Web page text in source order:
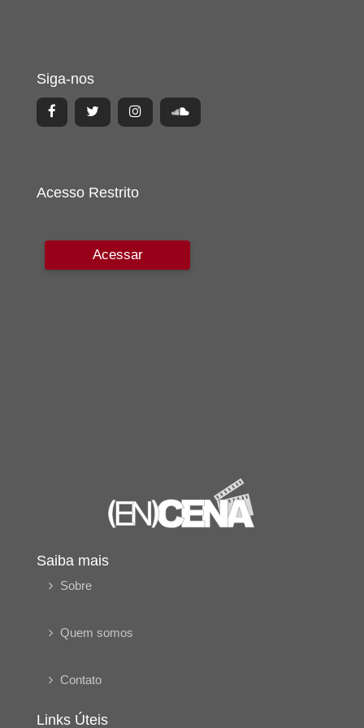
Siga-nos
Acesso Restrito
Acessar
Saiba mais
Sobre
Quem somos
Contato
Links Úteis